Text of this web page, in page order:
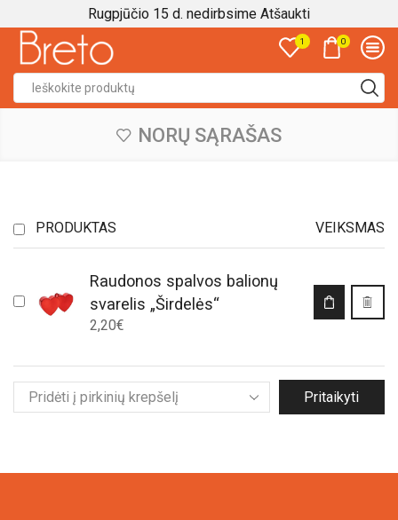
Rugpjūčio 15 d. nedirbsime Atšaukti
1 0
NORŲ SĄRAŠAS
PRODUKTAS VEIKSMAS
Raudonos spalvos balionų
svarelis „Širdelės“
2,20€
Pritaikyti